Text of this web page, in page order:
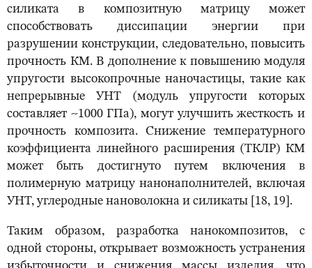
силиката в композитную матрицу может
способствовать диссипации энергии при
разрушении конструкции, следовательно, повысить
прочность КМ. В дополнение к повышению модуля
упругости высокопрочные наночастицы, такие как
непрерывные УНТ (модуль упругости которых
составляет ~1000 ГПа), могут улучшить жесткость и
прочность композита. Снижение температурного
коэффициента линейного расширения (ТКЛР) КМ
может быть достигнуто путем включения в
полимерную матрицу нанонаполнителей, включая
УНТ, углеродные нановолокна и силикаты [18, 19].
Таким образом, разработка нанокомпозитов, с
одной стороны, открывает возможность устранения